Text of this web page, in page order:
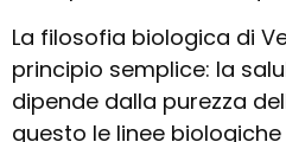
La filosofia biologica di
principio semplice: la
dipende dalla purezza
questo le linee